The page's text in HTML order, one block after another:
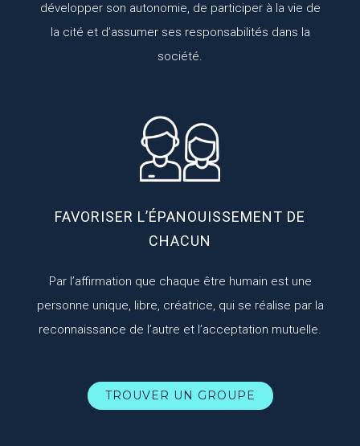
développer son autonomie, de participer à la vie de
la cité et d’assumer ses responsabilités dans la
société.
FAVORISER L’ÉPANOUISSEMENT DE
CHACUN
Par l’affirmation que chaque être humain est une
personne unique, libre, créatrice, qui se réalise par la
reconnaissance de l’autre et l’acceptation mutuelle.
TROUVER UN GROUPE